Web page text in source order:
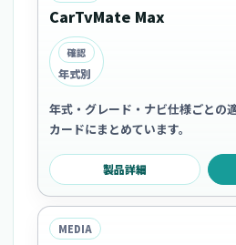
CarTvMate Max
確認
年式別
年式・グレード・ナビ仕様ごとの
カードにまとめています。
製品詳細
MEDIA